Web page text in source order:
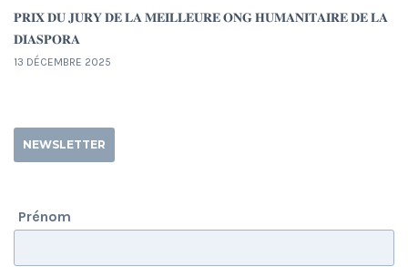
𝐏𝐑𝐈𝐗 𝐃𝐔 𝐉𝐔𝐑𝐘 𝐃𝐄 𝐋𝐀 𝐌𝐄𝐈𝐋𝐋𝐄𝐔𝐑𝐄 𝐎𝐍𝐆 𝐇𝐔𝐌𝐀𝐍𝐈𝐓𝐀𝐈𝐑𝐄 𝐃𝐄 𝐋𝐀
𝐃𝐈𝐀𝐒𝐏𝐎𝐑𝐀
13 DÉCEMBRE 2025
NEWSLETTER
Prénom